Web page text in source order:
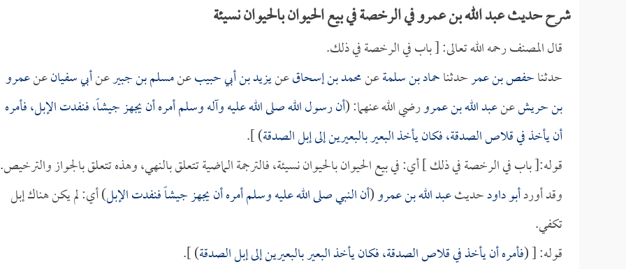
شرح حديث عبد الله بن عمرو في الرخصة في بيع الحيوان بالحيوان نسيئة
قال المصنف رحمه الله تعالى: [ باب في الرخصة في ذلك.
حدثناحفص بن عمرحدثناحماد بن سلمةعنمحمد بن إسحاقعنيزيد بن أبي حبيبعنمسلم بن جبيرعنأبي سفيانعنعمرو
بن حريشعنعبد الله بن عمرورضي الله عنهما: (أن رسول الله صلى الله عليه وآله وسلم أمره أن يجهز جيشاً، فنفدت الإبل، فأمره
أن يأخذ في قلاص الصدقة، فكان يأخذ البعير بالبعيرين إلى إبل الصدقة) ].
قوله:[ باب في الرخصة في ذلك ] أي: في بيع الحيوان بالحيوان نسيئة، فالترجمة الماضية تتعلق بالنهي، وهذه تتعلق بالجواز والترخيص.
وقد أوردأبو داودحديثعبد الله بن عمرو(أن النبي صلى الله عليه وسلم أمره أن يجهز جيشاً فنفدت الإبل) أي: لم يكن هناك إبل
تكفي.
قوله: [ (فأمره أن يأخذ في قلاص الصدقة، فكان يأخذ البعير بالبعيرين إلى إبل الصدقة) ].